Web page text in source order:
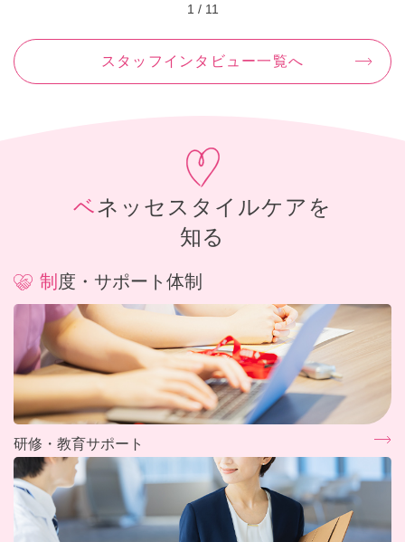
1 / 11
スタッフインタビュー一覧へ
ベネッセスタイルケアを
知る
制度・サポート体制
研修・教育サポート